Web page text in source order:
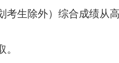
考生除外）综合成绩